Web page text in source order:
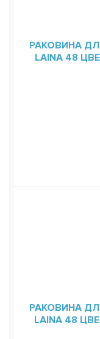
РАКОВИНА
LAINA 48
РАКОВИНА
LAINA 48